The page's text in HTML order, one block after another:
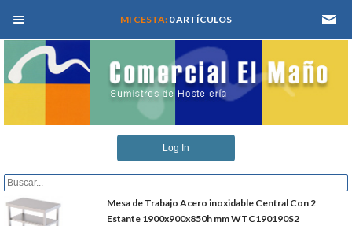
MEN� PRINCIPAL
QUIENES SOMOS
CATALOGOS
MI CESTA: 0 ARTÍCULOS
Log In
Mesa de Trabajo Acero inoxidable Central Con 2
Estante 1900x900x850h mm WTC190190S2